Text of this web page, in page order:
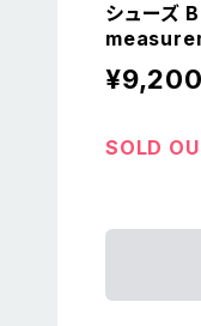
シューズ
¥9,200
SOLD